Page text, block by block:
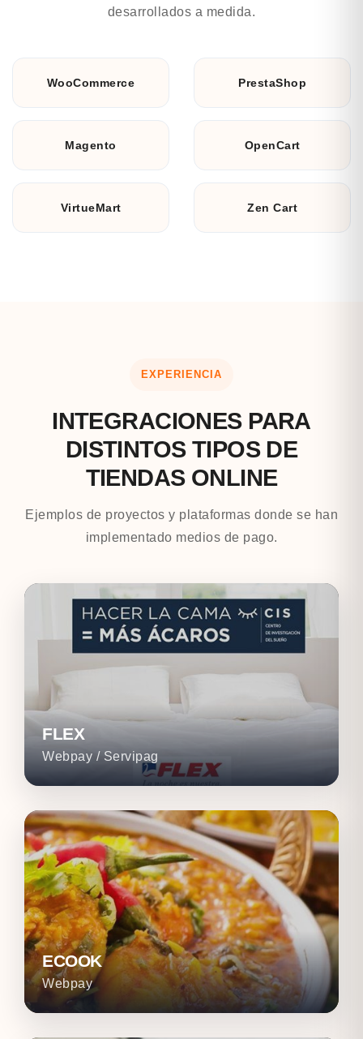
desarrollados a medida.
WooCommerce PrestaShop
Magento OpenCart
VirtueMart Zen Cart
EXPERIENCIA
INTEGRACIONES PARA
DISTINTOS TIPOS DE
TIENDAS ONLINE
Ejemplos de proyectos y plataformas donde se han
implementado medios de pago.
FLEX
Webpay / Servipag
ECOOK
Webpay